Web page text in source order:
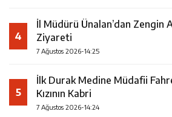
4
İl Müdürü Ünalan’dan Zengin
Ziyareti
7 Ağustos 2026-14:25
5
İlk Durak Medine Müdafii
Kızının Kabri
7 Ağustos 2026-14:24